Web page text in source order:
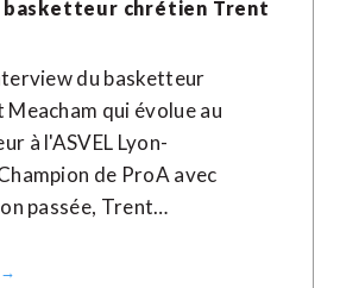
chrétien Trent
du basketteur
qui évolue au
à l'ASVEL Lyon-
de ProA avec
passée, Trent…
→